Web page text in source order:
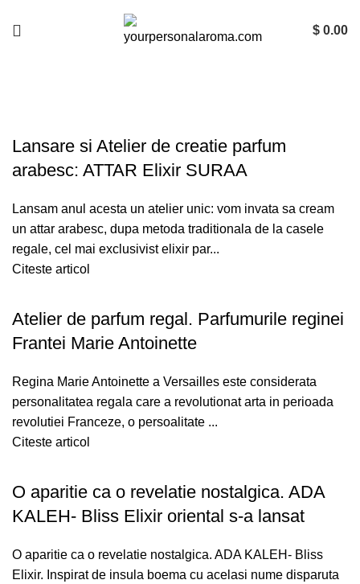
$ 0.00
Lansare si Atelier de creatie parfum
arabesc: ATTAR Elixir SURAA
Lansam anul acesta un atelier unic: vom invata sa cream
un attar arabesc, dupa metoda traditionala de la casele
regale, cel mai exclusivist elixir par...
Citeste articol
Atelier de parfum regal. Parfumurile reginei
Frantei Marie Antoinette
Regina Marie Antoinette a Versailles este considerata
personalitatea regala care a revolutionat arta in perioada
revolutiei Franceze, o persoalitate ...
Citeste articol
O aparitie ca o revelatie nostalgica. ADA
KALEH- Bliss Elixir oriental s-a lansat
O aparitie ca o revelatie nostalgica. ADA KALEH- Bliss
Elixir. Inspirat de insula boema cu acelasi nume disparuta